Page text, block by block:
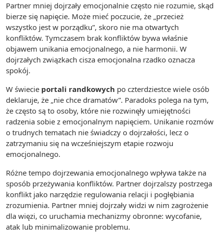
Partner mniej dojrzały emocjonalnie często nie rozumie, skąd
bierze się napięcie. Może mieć poczucie, że „przecież
wszystko jest w porządku”, skoro nie ma otwartych
konfliktów. Tymczasem brak konfliktów bywa właśnie
objawem unikania emocjonalnego, a nie harmonii. W
dojrzałych związkach cisza emocjonalna rzadko oznacza
spokój.
W świecie portali randkowych po czterdziestce wiele osób
deklaruje, że „nie chce dramatów”. Paradoks polega na tym,
że często są to osoby, które nie rozwinęły umiejętności
radzenia sobie z emocjonalnym napięciem. Unikanie rozmów
o trudnych tematach nie świadczy o dojrzałości, lecz o
zatrzymaniu się na wcześniejszym etapie rozwoju
emocjonalnego.
Różne tempo dojrzewania emocjonalnego wpływa także na
sposób przeżywania konfliktów. Partner dojrzalszy postrzega
konflikt jako narzędzie regulowania relacji i pogłębiania
zrozumienia. Partner mniej dojrzały widzi w nim zagrożenie
dla więzi, co uruchamia mechanizmy obronne: wycofanie,
atak lub minimalizowanie problemu.